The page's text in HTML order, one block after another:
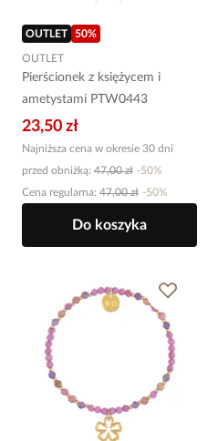
OUTLET 50%
OUTLET
Pierścionek z księżycem i
ametystami PTW0443
23,50 zł
Najniższa cena w okresie 30 dni
przed obniżką: 47,00 zł -50%
Cena regularna: 47,00 zł -50%
Do koszyka